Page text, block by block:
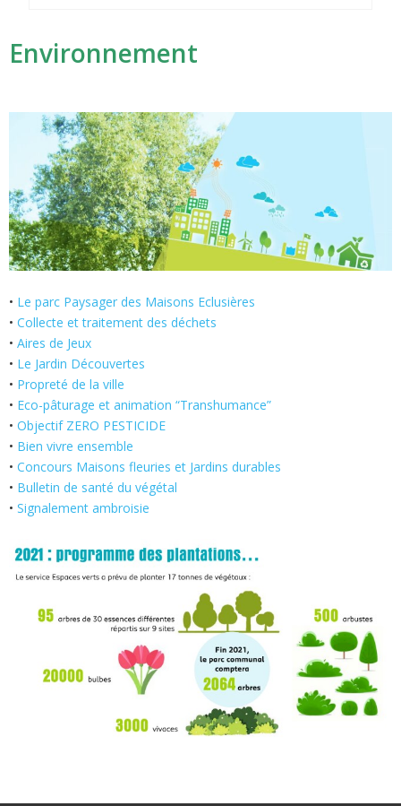
Environnement
• Le parc Paysager des Maisons Eclusières
• Collecte et traitement des déchets
• Aires de Jeux
• Le Jardin Découvertes
• Propreté de la ville
• Eco-pâturage et animation “Transhumance”
• Objectif ZERO PESTICIDE
• Bien vivre ensemble
• Concours Maisons fleuries et Jardins durables
• Bulletin de santé du végétal
• Signalement ambroisie